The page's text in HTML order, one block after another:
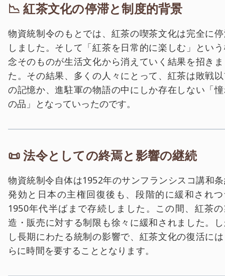
📉 紅茶文化の停滞と制度的背景
物資統制令のもとでは、紅茶の喫茶文化は完全に
しました。そして「紅茶を日常的に楽しむ」とい
念そのものが生活文化から消えていく結果を招き
た。その結果、多くの人々にとって、紅茶は敗戦
の記憶か、進駐軍の物語の中にしか存在しない「
の品」となっていったのです。
📜 法令としての終焉と影響の継続
物資統制令自体は1952年のサンフランシスコ講和
発効と日本の主権回復後も、段階的に緩和され
1950年代半ばまで存続しました。この間、紅茶
造・販売に対する制限も徐々に緩和されました。
し長期にわたる統制の影響で、紅茶文化の復活に
らに時間を要することとなります。